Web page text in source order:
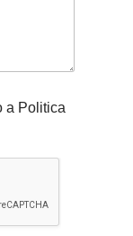
a Politica